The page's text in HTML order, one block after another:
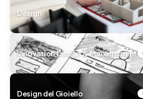
Design
Innovation Design & Management
Design del Gioiello